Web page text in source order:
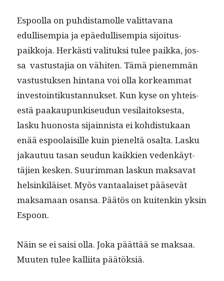
Espool­la on puhdis­ta­molle valit­ta­vana
edullisem­pia ja epäedullisem­pia sijoi­tu­s­
paikko­ja. Herkästi val­i­tuk­si tulee paik­ka, jos­
sa vas­tus­ta­jia on vähiten. Tämä pienem­män
vas­tus­tuk­sen hin­tana voi olla korkeam­mat
investoin­tikus­tan­nuk­set. Kun kyse on yhteis­
es­tä paakaupunkiseudun vesi­laitok­ses­ta,
lasku huonos­ta sijain­nista ei kohdis­tukaan
enää espoolaisille kuin pieneltä osalta. Lasku
jakau­tuu tasan seudun kaikkien vedenkäyt­
täjien kesken. Suurim­man laskun mak­sa­vat
helsinkiläiset. Myös van­taalaiset pää­sevät
mak­samaan osansa. Päätös on kuitenkin yksin
Espoon.
Näin se ei saisi olla. Joka päät­tää se mak­saa.
Muuten tulee kalli­ita päätöksiä.